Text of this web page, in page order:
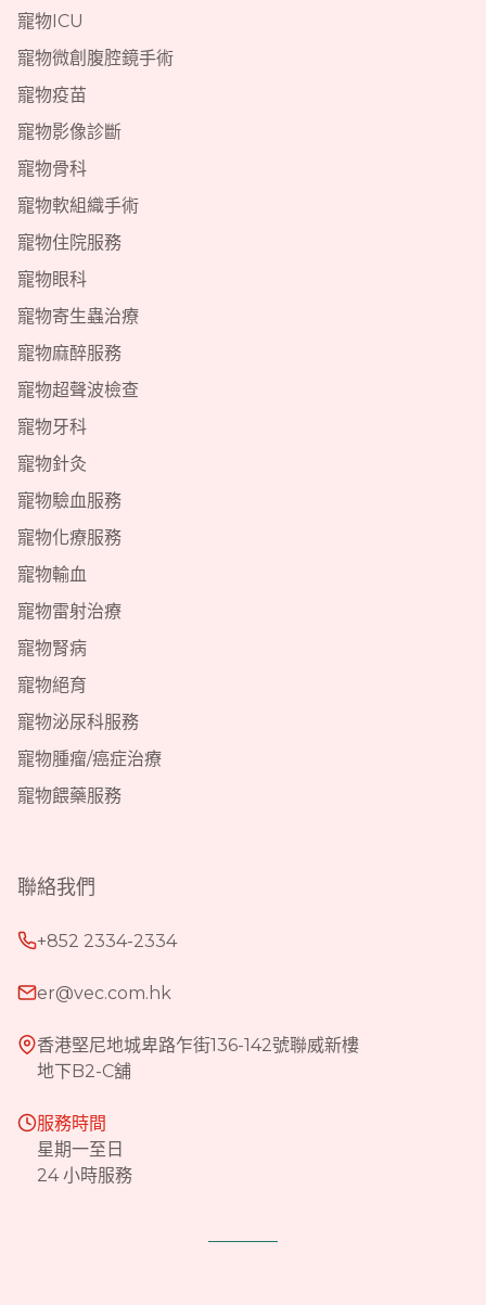
寵物ICU
寵物微創腹腔鏡手術
寵物疫苗
寵物影像診斷
寵物骨科
寵物軟組織手術
寵物住院服務
寵物眼科
寵物寄生蟲治療
寵物麻醉服務
寵物超聲波檢查
寵物牙科
寵物針灸
寵物驗血服務
寵物化療服務
寵物輸血
寵物雷射治療
寵物腎病
寵物絕育
寵物泌尿科服務
寵物腫瘤/癌症治療
寵物餵藥服務
聯絡我們
+852 2334-2334
er@vec.com.hk
香港堅尼地城卑路乍街136-142號聯威新樓
地下B2-C舖
服務時間
星期一至日
24 小時服務